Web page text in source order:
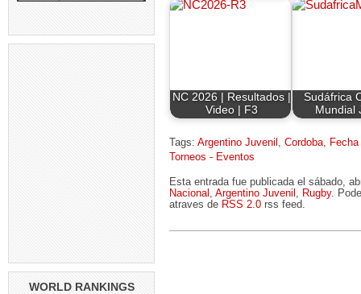
WORLD RANKINGS
NC 2026 | Resultados |
Video | F3
Sudáfrica
Mundial
Tags: Argentino Juvenil , Cordoba, Fecha
Torneos - Eventos
Esta entrada fue publicada el sábado,
Nacional , Argentino Juvenil , Rugby.
atraves de RSS 2.0 rss feed.